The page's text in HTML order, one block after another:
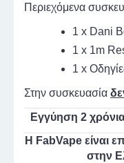
Περιεχόμενα
1 x Dani
1 x 1m
1 x
Στην συσκευασία
Εγγύηση 2
Η FabVape είναι
στην